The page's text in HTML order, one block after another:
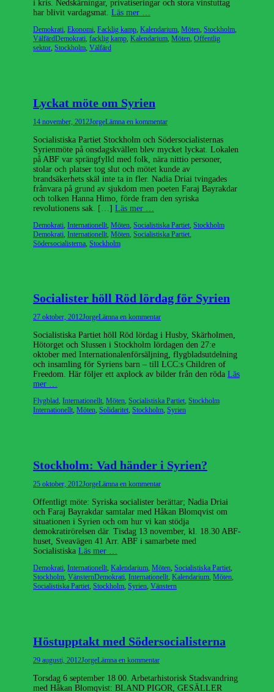
i kris. Nedskärningar, privatiseringar och stora vinstuttag
har blivit vardagsmat. Läs mer …
Kategorier
Demokrati, Ekonomi, Facklig kamp, Kalendarium, Möten, Stockholm,
VälfärdEtiketter
Demokrati, facklig kamp, Kalendarium, Möten, Offentlig
sektor, Stockholm, Välfärd
Lyckat möte om Syrien
Publicerad
14 november, 2012Författare
JorgeLämna en kommentar
Socialistiska Partiet Stockholm och Södersocialisternas
Syrienmöte på onsdagskvällen blev mycket lyckat. Lokalen
på ABF var sprängfylld med folk, nära nittio personer,
stolar och platser tog slut och mötet kunde av
brandsäkerhets skäl inte ta in fler. Nadia Driai tvingades
frånvara på grund av sjukdom men poeten Faraj Bayrakdar
och tolken Hanna Himo, förde fram den syriska
revolutionens sak. […] Läs mer …
Kategorier
Demokrati, Internationellt, Möten, Socialistiska Partiet, StockholmEtiketter
Demokrati, Internationellt, Möten, Socialistiska Partiet,
Södersocialisterna, Stockholm
Socialister höll Röd lördag för Syrien
Publicerad
27 oktober, 2012Författare
JorgeLämna en kommentar
Socialistiska Partiet höll Röd lördag i Husby, Skärholmen,
Hötorget och Slussen i Stockholm lördagen den 27:e
oktober med Internationalenförsäljning, flygbladsutdelning
och insamling för Syriens barn – till LCC:s Children of
Freedom. Här följer ett axplock av bilder från den röda Läs
mer …
Kategorier
Flygblad, Internationellt, Möten, Socialistiska Partiet, StockholmEtiketter
Internationellt, Möten, Solidaritet, Stockholm, Syrien
Stockholm: Vad händer i Syrien?
Publicerad
25 oktober, 2012Författare
JorgeLämna en kommentar
Offentligt möte: Syriska socialister berättar; Nadia Driai
och Faraj Bayrakdar samtalar med Håkan Blomqvist om
situationen i Syrien och om hur vi kan stödja
demokratirörelsen där. Tisdag 13 november, kl. 18.30 ABF-
huset, Sveavägen 41 Arr. ABF i samarbete med
Socialistiska Läs mer …
Kategorier
Demokrati, Internationellt, Kalendarium, Möten, Socialistiska Partiet,
Stockholm, VänsternEtiketter
Demokrati, Internationellt, Kalendarium, Möten,
Socialistiska Partiet, Stockholm, Syrien, Vänstern
Höstupptakt med Södersocialisterna
Publicerad
29 augusti, 2012Författare
JorgeLämna en kommentar
Torsdag 6 september 18 00. Arbetarhistorisk Stadsvandring
med Håkan Blomqvist: BLAND PIGOR, GESÄLLER